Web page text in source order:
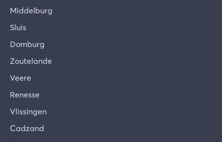
Middelburg
Sluis
Domburg
Zoutelande
Veere
Renesse
Vlissingen
Cadzand